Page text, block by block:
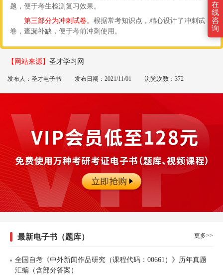
题，便于考生检测复习效果。
第三部分为冲刺试卷。 根据常考知识点，精心设计了冲刺试
卷，查漏补缺，便于考前冲刺使用。
【网站来源】 圣才学习网
发布人：圣才电子书 发布日期：2021/11/01 浏览次数：372
更多>>
最新电子书（题库）
全国自考《中外新闻作品研究（课程代码：00661）》历年真题
汇编（含部分答案）
在
线
咨
询